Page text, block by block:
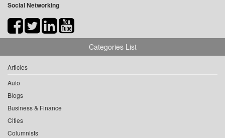
Social Networking
Categories List
Articles
Auto
Blogs
Business & Finance
Cities
Columnists